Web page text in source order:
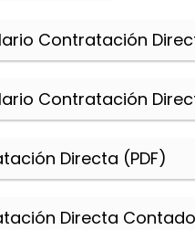
Contratación
Contratación
Directa (PDF)
Directa